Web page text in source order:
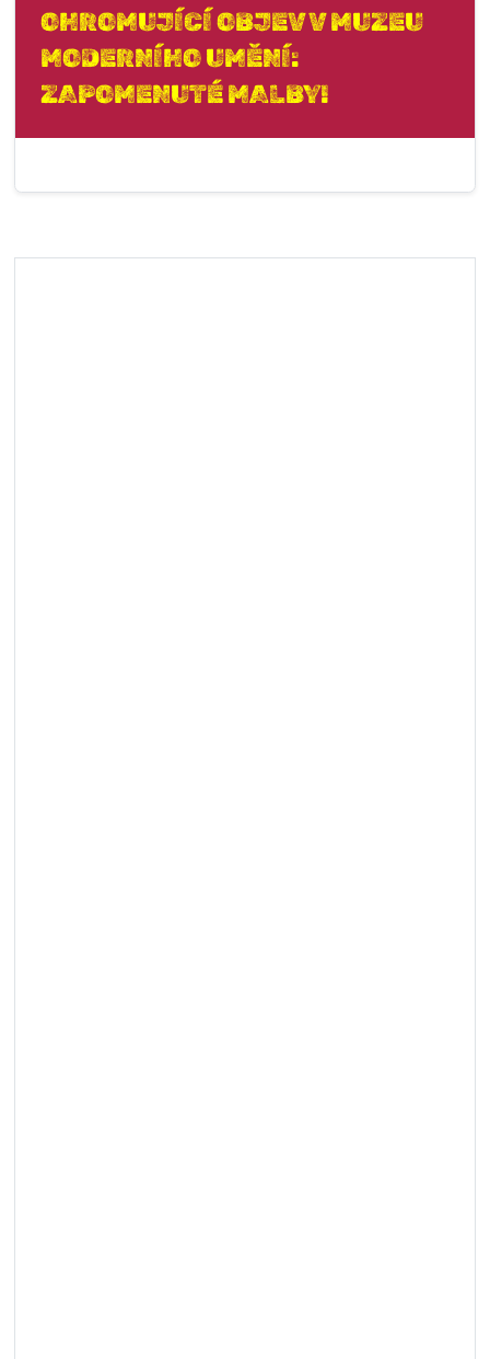
OHROMUJÍCÍ OBJEV V MUZEU
MODERNÍHO UMĚNÍ:
ZAPOMENUTÉ MALBY!